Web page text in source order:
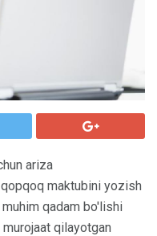
ariza
maktubini yozish
qadam bo'lishi
qilayotgan